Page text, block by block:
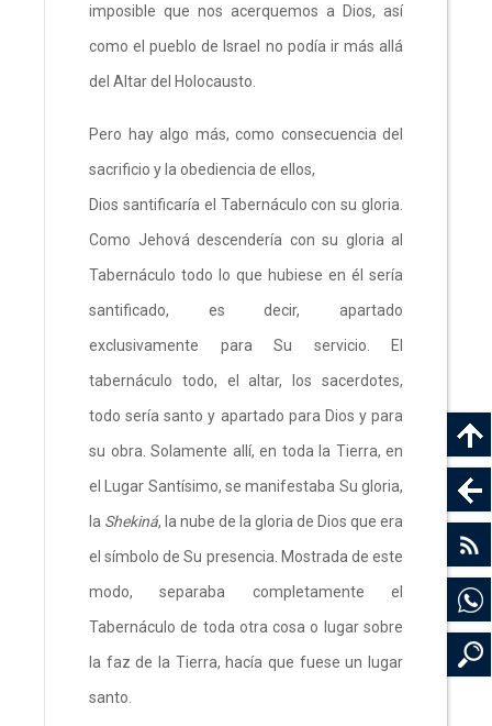
imposible que nos acerquemos a Dios, así
como el pueblo de Israel no podía ir más allá
del Altar del Holocausto.
Pero hay algo más, como consecuencia del
sacrificio y la obediencia de ellos,
Dios santificaría el Tabernáculo con su gloria.
Como Jehová descendería con su gloria al
Tabernáculo todo lo que hubiese en él sería
santificado, es decir, apartado
exclusivamente para Su servicio. El
tabernáculo todo, el altar, los sacerdotes,
todo sería santo y apartado para Dios y para
su obra. Solamente allí, en toda la Tierra, en
el Lugar Santísimo, se manifestaba Su gloria,
la Shekiná, la nube de la gloria de Dios que era
el símbolo de Su presencia. Mostrada de este
modo, separaba completamente el
Tabernáculo de toda otra cosa o lugar sobre
la faz de la Tierra, hacía que fuese un lugar
santo.